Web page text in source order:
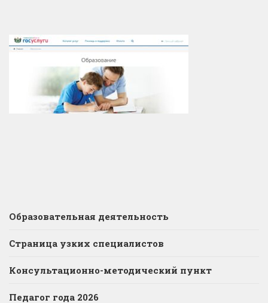
Образовательная деятельность
Страница узких специалистов
Консультационно-методический пункт
Педагог года 2026